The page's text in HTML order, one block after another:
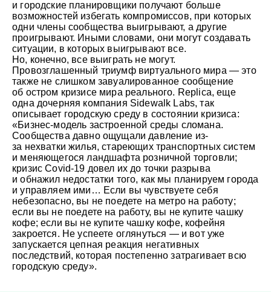
и городские планировщики получают больше
возможностей избегать компромиссов, при которых
одни члены сообщества выигрывают, а другие
проигрывают. Иными словами, они могут создавать
ситуации, в которых выигрывают все.
Но, конечно, все выиграть не могут.
Провозглашенный триумф виртуального мира — это
также не слишком завуалированное сообщение
об остром кризисе мира реального. Replica, еще
одна дочерняя компания Sidewalk Labs, так
описывает городскую среду в состоянии кризиса:
«Бизнес-модель застроенной среды сломана.
Сообщества давно ощущали давление из-
за нехватки жилья, стареющих транспортных систем
и меняющегося ландшафта розничной торговли;
кризис Covid-19 довел их до точки разрыва
и обнажил недостатки того, как мы планируем города
и управляем ими… Если вы чувствуете себя
небезопасно, вы не поедете на метро на работу;
если вы не поедете на работу, вы не купите чашку
кофе; если вы не купите чашку кофе, кофейня
закроется. Не успеете оглянуться — и вот уже
запускается цепная реакция негативных
последствий, которая постепенно затрагивает всю
городскую среду».